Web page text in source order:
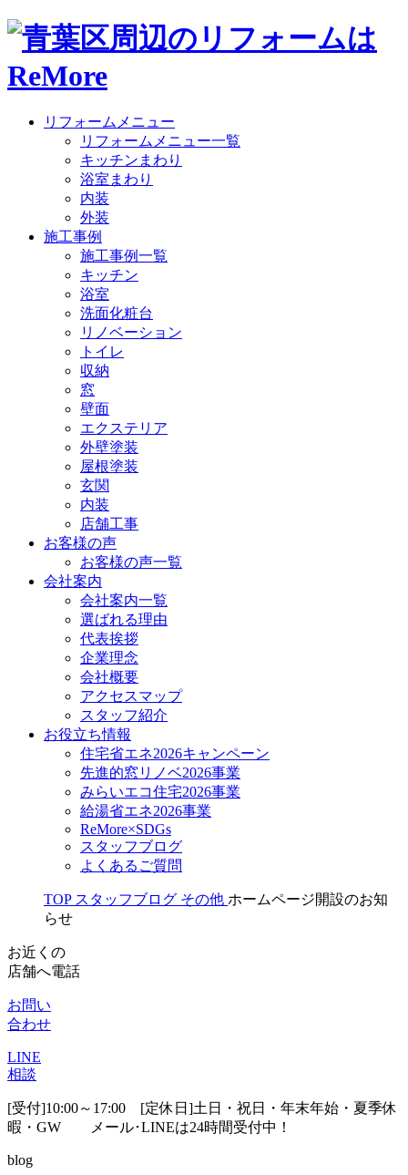
リフォームメニュー
リフォームメニュー一覧
キッチンまわり
浴室まわり
内装
外装
施工事例
施工事例一覧
キッチン
浴室
洗面化粧台
リノベーション
トイレ
収納
窓
壁面
エクステリア
外壁塗装
屋根塗装
玄関
内装
店舗工事
お客様の声
お客様の声一覧
会社案内
会社案内一覧
選ばれる理由
代表挨拶
企業理念
会社概要
アクセスマップ
スタッフ紹介
お役立ち情報
住宅省エネ2026キャンペーン
先進的窓リノベ2026事業
みらいエコ住宅2026事業
給湯省エネ2026事業
ReMore×SDGs
スタッフブログ
よくあるご質問
TOP スタッフブログ その他 ホームページ開設のお知
らせ
お近くの
店舗へ電話
お問い
合わせ
LINE
相談
[受付]10:00～17:00 [定休日]土日・祝日・年末年始・夏季休
暇・GW メール･LINEは24時間受付中！
blog